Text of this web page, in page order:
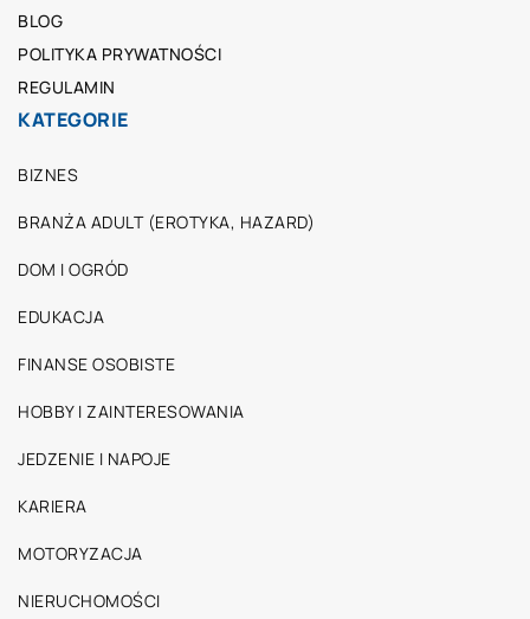
BLOG
POLITYKA PRYWATNOŚCI
REGULAMIN
KATEGORIE
BIZNES
BRANŻA ADULT (EROTYKA, HAZARD)
DOM I OGRÓD
EDUKACJA
FINANSE OSOBISTE
HOBBY I ZAINTERESOWANIA
JEDZENIE I NAPOJE
KARIERA
MOTORYZACJA
NIERUCHOMOŚCI